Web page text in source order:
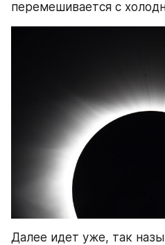
перемешивается с
Далее идет уже, так